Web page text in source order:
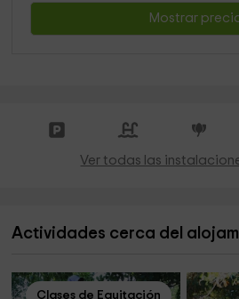
Mostrar
Ver todas las
Actividades cerca del
Clases de Equitación